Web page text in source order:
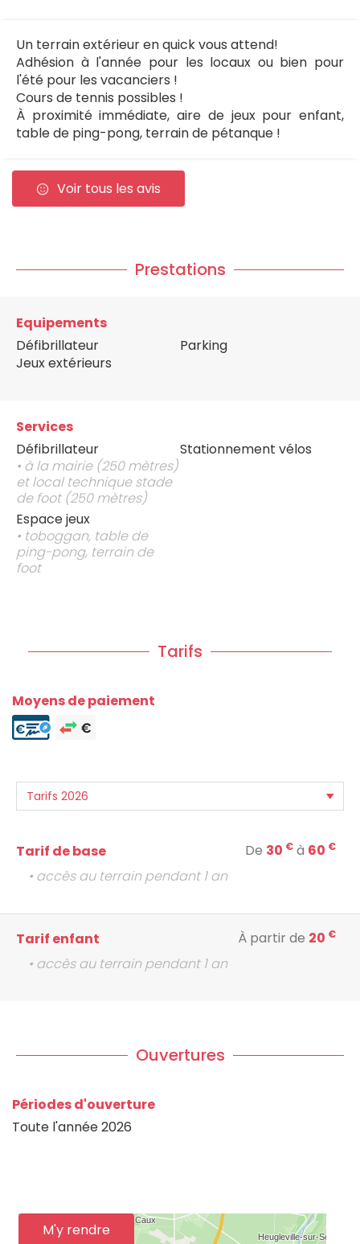
Un terrain extérieur en quick vous attend!
Adhésion à l'année pour les locaux ou bien pour
l'été pour les vacanciers !
Cours de tennis possibles !
À proximité immédiate, aire de jeux pour enfant,
table de ping-pong, terrain de pétanque !
Voir tous les avis
Prestations
Equipements
Défibrillateur
Jeux extérieurs
Parking
Services
Défibrillateur
• à la mairie (250 mètres)
et local technique stade
de foot (250 mètres)
Espace jeux
• toboggan, table de
ping-pong, terrain de
foot
Stationnement vélos
Tarifs
Moyens de paiement
Tarif de base De 30 € à 60 €
• accès au terrain pendant 1 an
Tarif enfant À partir de 20 €
• accès au terrain pendant 1 an
Ouvertures
Périodes d'ouverture
Toute l'année 2026
M'y rendre